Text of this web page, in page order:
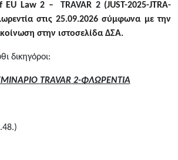
EU Law2 –TRAVAR 2 (JUST-2025-JTRA-
στις 25.09.2026σύμφωνα με την
στην ιστοσελίδα ΔΣΑ.
δικηγόροι:
TRAVAR2-ΦΛΩΡΕΝΤΙΑ